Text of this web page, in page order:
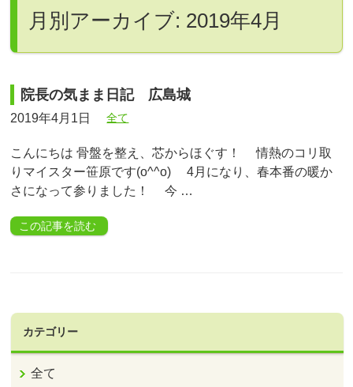
月別アーカイブ: 2019年4月
院長の気まま日記 広島城
2019年4月1日 全て
こんにちは 骨盤を整え、芯からほぐす！ 情熱のコリ取
りマイスター笹原です(o^^o) 4月になり、春本番の暖か
さになって参りました！ 今 …
この記事を読む
カテゴリー
全て